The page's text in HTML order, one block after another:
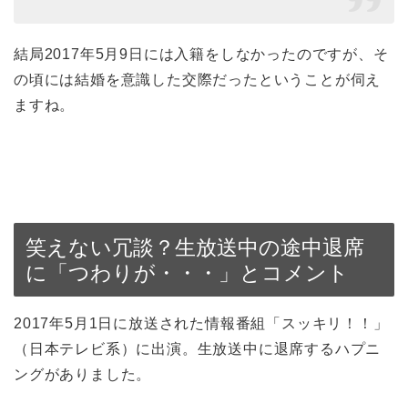
結局2017年5月9日には入籍をしなかったのですが、そ
の頃には結婚を意識した交際だったということが伺え
ますね。
笑えない冗談？生放送中の途中退席
に「つわりが・・・」とコメント
2017年5月1日に放送された情報番組「スッキリ！！」
（日本テレビ系）に出演。生放送中に退席するハプニ
ングがありました。